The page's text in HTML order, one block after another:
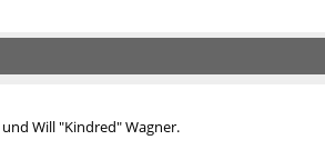
Will "Kindred" Wagner.